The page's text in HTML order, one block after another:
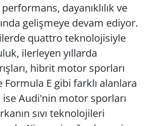
dayanıklılık ve
gelişmeye devam ediyor.
quattro teknolojisiyle
ilerleyen yıllarda
hibrit motor sporları
Formula E gibi farklı alanlara
ise Audi'nin motor sporları
sıvı teknolojileri